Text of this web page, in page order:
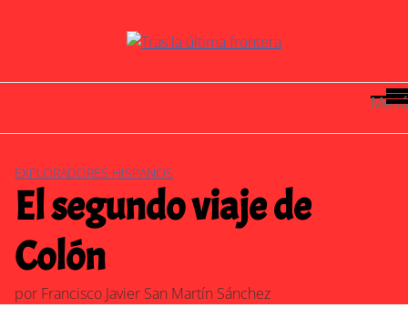
Menú
EXPLORADORES HISPANOS
El segundo viaje de
Colón
por Francisco Javier San Martín Sánchez